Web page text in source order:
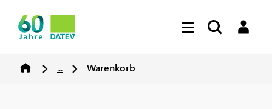
... Warenkorb